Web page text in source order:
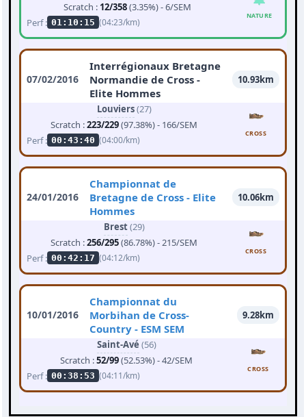
Scratch : 12/358(3.35%) - 6/SEM
Perf : 01:10:15 (04:23/km)
NATURE
07/02/2016
Interrégionaux Bretagne
Normandie de Cross -
Elite Hommes
10.93km
Louviers(27)
Scratch :223/229(97.38%) - 166/SEM
Perf : 00:43:40 (04:00/km)
CROSS
24/01/2016
Championnat de
Bretagne de Cross - Elite
Hommes
10.06km
Brest(29)
Scratch :256/295(86.78%) - 215/SEM
Perf : 00:42:17 (04:12/km)
CROSS
10/01/2016
Championnat du
Morbihan de Cross-
Country - ESM SEM
9.28km
Saint-Avé (56)
Scratch :52/99(52.53%) - 42/SEM
Perf : 00:38:53 (04:11/km)
CROSS